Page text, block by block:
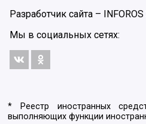
Разработчик сайта –
INFOROS
Мы в социальных сетях:
* Реестр иностранных
выполняющих функции